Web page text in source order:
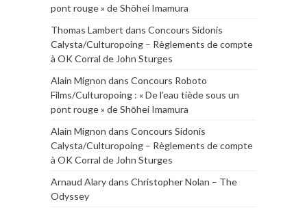
pont rouge » de Shōhei Imamura
Thomas Lambert dans Concours Sidonis
Calysta/Culturopoing – Règlements de compte
à OK Corral de John Sturges
Alain Mignon dans Concours Roboto
Films/Culturopoing : « De l’eau tiède sous un
pont rouge » de Shōhei Imamura
Alain Mignon dans Concours Sidonis
Calysta/Culturopoing – Règlements de compte
à OK Corral de John Sturges
Arnaud Alarydans Christopher Nolan – The
Odyssey